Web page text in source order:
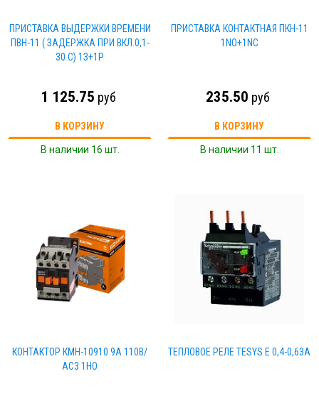
ПРИСТАВКА ВЫДЕРЖКИ ВРЕМЕНИ
ПВН-11 ( ЗАДЕРЖКА ПРИ ВКЛ.0,1-
30 С) 1З+1Р
1 125.75 руб
В КОРЗИНУ
В наличии 16 шт.
ПРИСТАВКА КОНТАКТНАЯ ПКН-11
1NO+1NC
235.50 руб
В КОРЗИНУ
В наличии 11 шт.
КОНТАКТОР КМН-10910 9А 110В/
АС3 1НО
ТЕПЛОВОЕ РЕЛЕ TESYS E 0,4-0,63A